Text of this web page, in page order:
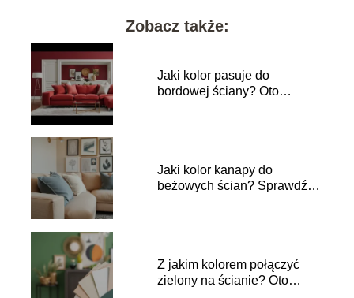
Zobacz także:
Jaki kolor pasuje do
bordowej ściany? Oto
Jaki kolor kanapy do
beżowych ścian? Sprawdź
Z jakim kolorem połączyć
zielony na ścianie? Oto